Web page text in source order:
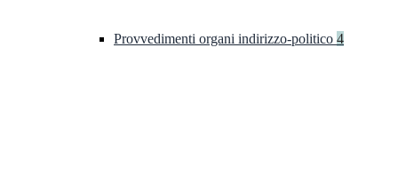
Provvedimenti organi indirizzo-politico 4